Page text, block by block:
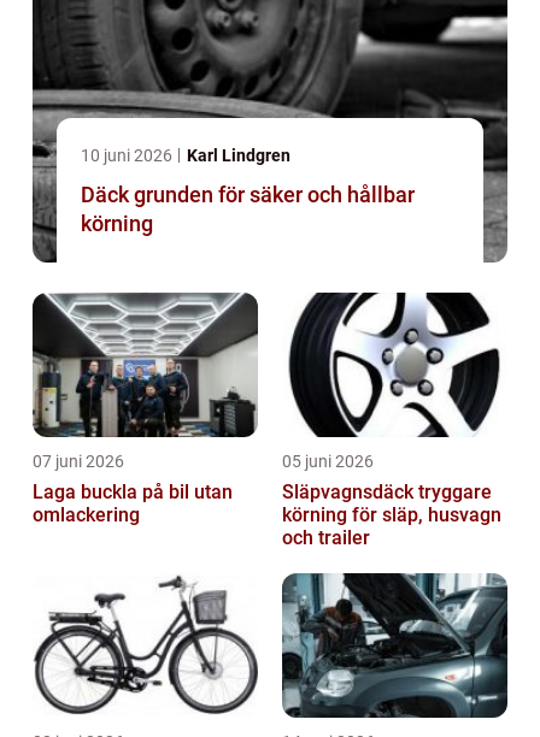
10 juni 2026 Karl Lindgren
Däck grunden för säker och hållbar
körning
07 juni 2026
Laga buckla på bil utan
omlackering
05 juni 2026
Släpvagnsdäck tryggare
körning för släp, husvagn
och trailer